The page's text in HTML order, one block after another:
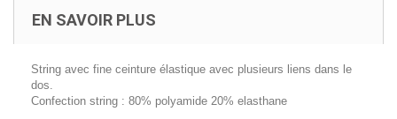
EN SAVOIR PLUS
String avec fine ceinture élastique avec plusieurs liens dans le
dos.
Confection string : 80% polyamide 20% elasthane